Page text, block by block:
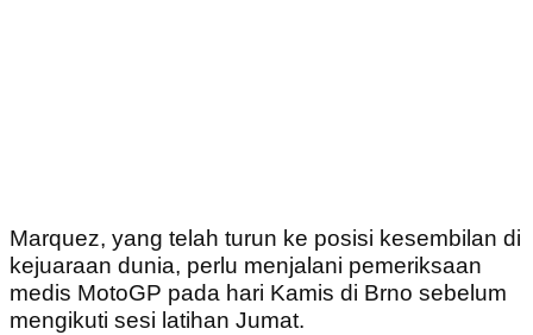
Marquez, yang telah turun ke posisi kesembilan di
kejuaraan dunia, perlu menjalani pemeriksaan
medis MotoGP pada hari Kamis di Brno sebelum
mengikuti sesi latihan Jumat.